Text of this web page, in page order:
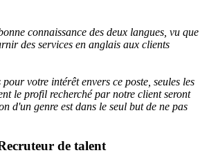
connaissance des deux langues, vu que
des services en anglais aux clients
votre intérêt envers ce poste, seules les
le profil recherché par notre client seront
d'un genre est dans le seul but de ne pas
de talent